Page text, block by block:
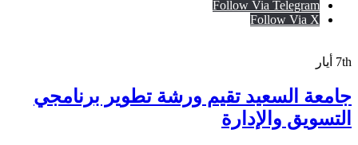
Follow Via Telegram
Follow Via X
7th أيار
جامعة السعيد تقيم ورشة تطوير برنامجي
التسويق والإدارة